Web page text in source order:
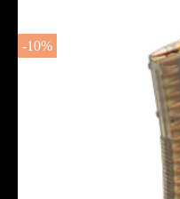
-10%